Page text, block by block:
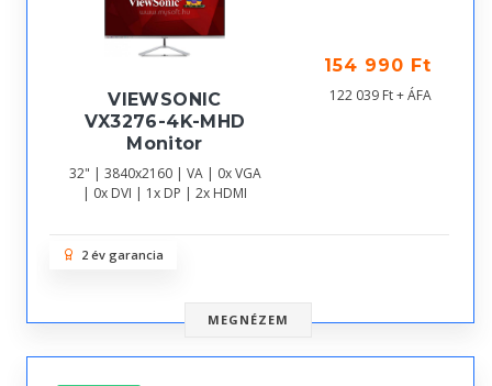
VIEWSONIC
VX3276-4K-MHD
Monitor
32" | 3840x2160 | VA | 0x VGA
| 0x DVI | 1x DP | 2x HDMI
154 990 Ft
122 039 Ft + ÁFA
2 év garancia
MEGNÉZEM